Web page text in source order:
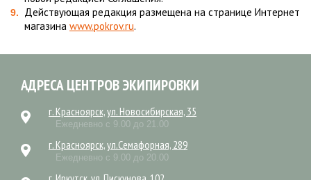
Действующая редакция размещена на странице Интернет
магазина www.pokrov.ru.
АДРЕСА ЦЕНТРОВ ЭКИПИРОВКИ
г. Красноярск, ул. Новосибирская, 35
Ежедневно с 9.00 до 21.00
г. Красноярск, ул.Семафорная, 289
Ежедневно с 9.00 до 20.00